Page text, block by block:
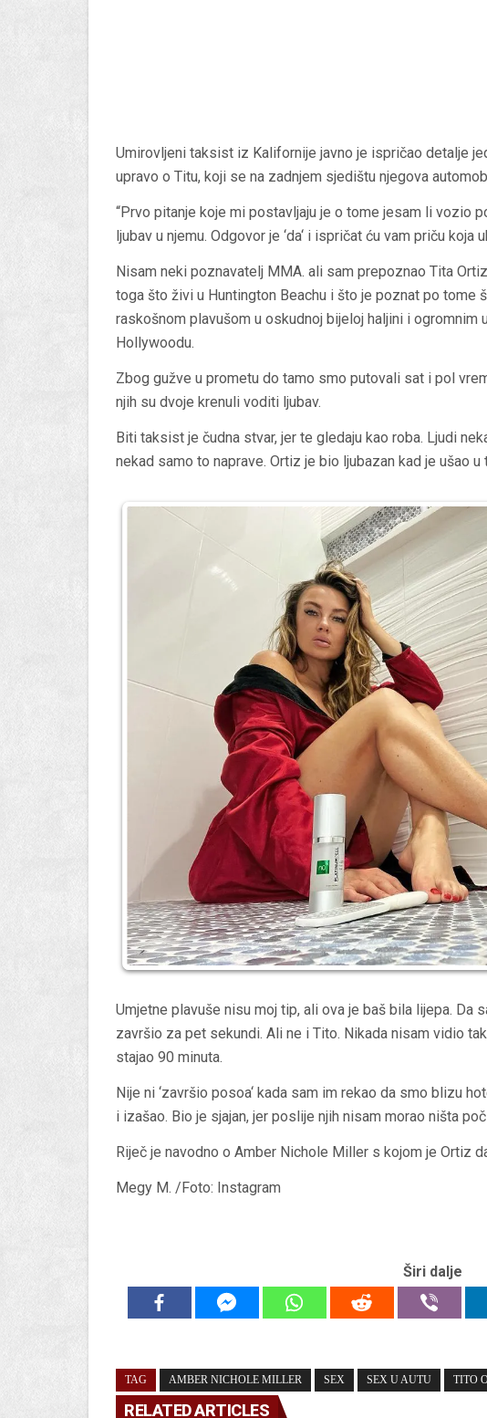
Umirovljeni taksist iz Kalifornije javno je ispričao detalje
upravo o Titu, koji se na zadnjem sjedištu njegova
“Prvo pitanje koje mi postavljaju je o tome jesam li vozio
ljubav u njemu. Odgovor je ‘da‘ i ispričat ću vam priču koja
Nisam neki poznavatelj MMA. ali sam prepoznao Tita
toga što živi u Huntington Beachu i što je poznat po tome
raskošnom plavušom u oskudnoj bijeloj haljini i ogromnim
Hollywoodu.
Zbog gužve u prometu do tamo smo putovali sat i pol
njih su dvoje krenuli voditi ljubav.
Biti taksist je čudna stvar, jer te gledaju kao roba. Ljudi
nekad samo to naprave. Ortiz je bio ljubazan kad je ušao
Umjetne plavuše nisu moj tip, ali ova je baš bila lijepa. Da
završio za pet sekundi. Ali ne i Tito. Nikada nisam vidio
stajao 90 minuta.
Nije ni ‘završio posoa‘ kada sam im rekao da smo blizu
i izašao. Bio je sjajan, jer poslije njih nisam morao ništa
Riječ je navodno o Amber Nichole Miller s kojom je Ortiz
Megy M. /Foto: Instagram
Širi dalje
TAG AMBER NICHOLE MILLER SEX SEX U AUTU TITO
RELATED ARTICLES